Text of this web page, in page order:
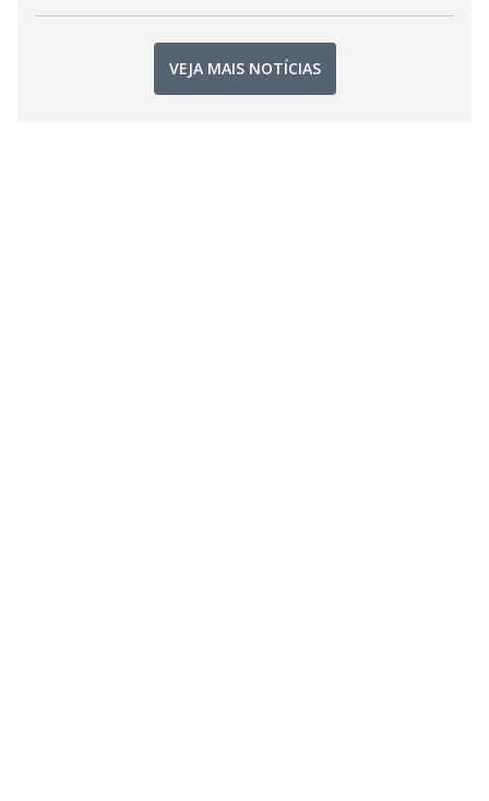
VEJA MAIS NOTÍCIAS